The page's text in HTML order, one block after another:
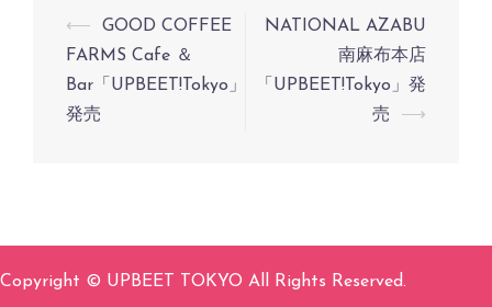
投
稿
ナ
ビ
ン
⟵
GOOD COFFEE
FARMS Cafe ＆
Bar「UPBEET!Tokyo」
発売
NATIONAL AZABU
南麻布本店
「UPBEET!Tokyo」発
売
⟶
Copyright © UPBEET TOKYO All Rights Reserved.